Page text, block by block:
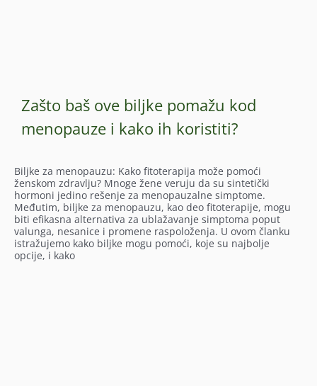
Zašto baš ove biljke pomažu kod
menopauze i kako ih koristiti?
Biljke za menopauzu: Kako fitoterapija može pomoći
ženskom zdravlju? Mnoge žene veruju da su sintetički
hormoni jedino rešenje za menopauzalne simptome.
Međutim, biljke za menopauzu, kao deo fitoterapije, mogu
biti efikasna alternativa za ublažavanje simptoma poput
valunga, nesanice i promene raspoloženja. U ovom članku
istražujemo kako biljke mogu pomoći, koje su najbolje
opcije, i kako